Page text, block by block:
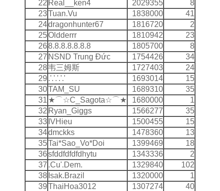
22 Real__ken4 2029355
8
23Tuan.Vu 1838000
41
24dragonhunter67 1816720
2
25Oldderrr 1810942
23
268.8.8.8.8.8.8 1805700
8
27 NSND Trung Ðức 1754426
34
28韦三姆斯 1727403
24
29 .'.'.'.'.' 1693014
15
30TAM_SU 1689310
35
31 ★⌒☆C_Sagota☆⌒★ 1680000
1
32 Ryan_Giggs 1566277
35
33 IVHieu 1500455
15
34dmckks 1478360
13
35Tai*Sao_Vo*Doi 1399469
18
36sfddfdfdfdhytu 1343336
2
37 .Cu'.Dem. 1329840
102
38 Isak.Brazil 1320000
1
39ThaiHoa3012 1307274
40